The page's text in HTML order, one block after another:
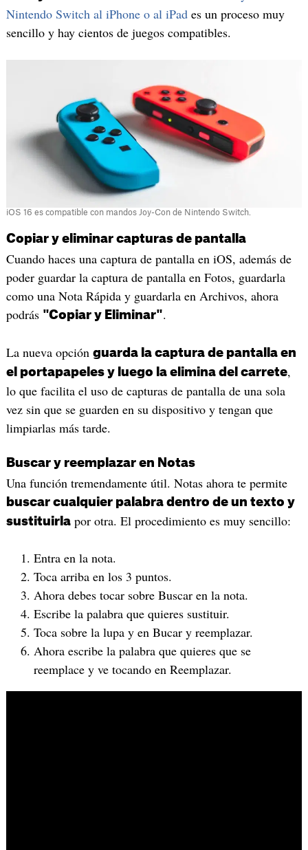
Nintendo Switch al iPhone o al iPades un proceso muy
sencillo y hay cientos de juegos compatibles.
iOS 16 es compatible con mandos Joy-Con de Nintendo Switch.
Copiar y eliminar capturas de pantalla
Cuando haces una captura de pantalla en iOS, además de
poder guardar la captura de pantalla en Fotos, guardarla
como una Nota Rápida y guardarla en Archivos, ahora
podrás "Copiar y Eliminar".
La nueva opción guarda la captura de pantalla en
el portapapeles y luego la elimina del carrete,
lo que facilita el uso de capturas de pantalla de una sola
vez sin que se guarden en su dispositivo y tengan que
limpiarlas más tarde.
Buscar y reemplazar en Notas
Una función tremendamente útil. Notas ahora te permite
buscar cualquier palabra dentro de un texto y
sustituirlapor otra. El procedimiento es muy sencillo:
Entra en la nota.
Toca arriba en los 3 puntos.
Ahora debes tocar sobre Buscar en la nota.
Escribe la palabra que quieres sustituir.
Toca sobre la lupa y en Bucar y reemplazar.
Ahora escribe la palabra que quieres que se
reemplace y ve tocando en Reemplazar.